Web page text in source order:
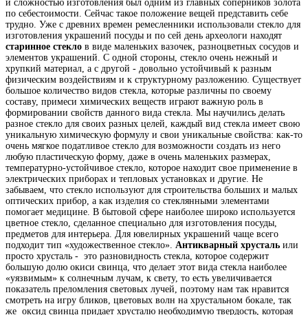
и сложностью изготовления был одним из главных соперников золота
по себестоимости. Сейчас такое положение вещей представить себе
трудно. Уже с древних времен ремесленники использовали стекло для
изготовления украшений посуды и по сей день археологи находят
старинное стекло в виде маленьких вазочек, разноцветных сосудов и
элементов украшений. С одной стороны, стекло очень нежный и
хрупкий материал, а с другой - довольно устойчивый к разным
физическим воздействиям и к структурному разложению. Существует
большое количество видов стекла, которые различны по своему
составу, примеси химических веществ играют важную роль в
формировании свойств данного вида стекла. Мы научились делать
разное стекло для своих разных целей, каждый вид стекла имеет свою
уникальную химическую формулу и свои уникальные свойства: как-то
очень мягкое податливое стекло для возможности создать из него
любую пластическую форму, даже в очень маленьких размерах,
температурно-устойчивое стекло, которое находит свое применение в
электрических приборах и тепловых установках и другие. Не
забываем, что стекло используют для строительства больших и малых
оптических прибор, а как изделия со стеклянными элементами
помогает медицине. В бытовой сфере наиболее широко используется
цветное стекло, сделанное специально для изготовления посуды,
предметов для интерьера. Для ювелирных украшений чаще всего
подходит тип «художественное стекло». Антикварный хрусталь или
просто хрусталь - это разновидность стекла, которое содержит
большую долю окиси свинца, что делает этот вида стекла наиболее
«уязвимым» к солнечным лучам, к свету, то есть увеличивается
показатель преломления световых лучей, поэтому нам так нравится
смотреть на игру бликов, цветовых волн на хрустальном бокале, так
же оксид свинца придает хрусталю необходимую твердость, которая